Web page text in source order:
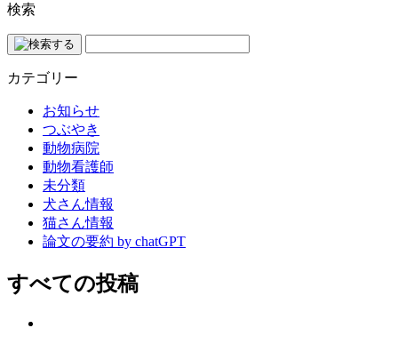
検索
カテゴリー
お知らせ
つぶやき
動物病院
動物看護師
未分類
犬さん情報
猫さん情報
論文の要約 by chatGPT
すべての投稿